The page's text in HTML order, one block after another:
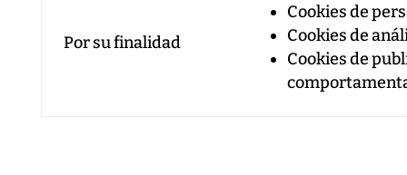
Por su finalidad
Cookies de
Cookies de
Cookies de